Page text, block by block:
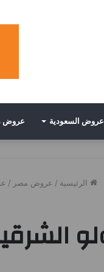
عروض السعودية عروض
الرئيسية / عروض مصر /